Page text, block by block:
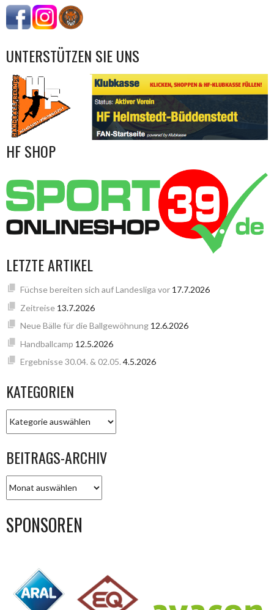
UNTERSTÜTZEN SIE UNS
HF SHOP
LETZTE ARTIKEL
Füchse bereiten sich auf Landesliga vor 17.7.2026
Zeitreise 13.7.2026
Neue Bälle für die Ballgewöhnung 12.6.2026
Handballcamp 12.5.2026
Ergebnisse 30.04. & 02.05. 4.5.2026
KATEGORIEN
BEITRAGS-ARCHIV
ARCHIV
SPONSOREN